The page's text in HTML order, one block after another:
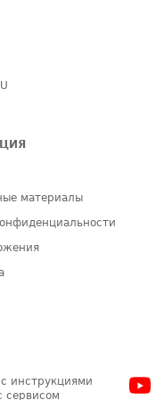
материалы
инструкциями
сервисом